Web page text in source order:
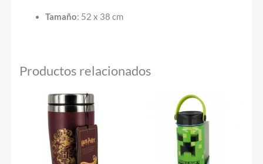
Tamaño: 52 x 38 cm
Productos relacionados